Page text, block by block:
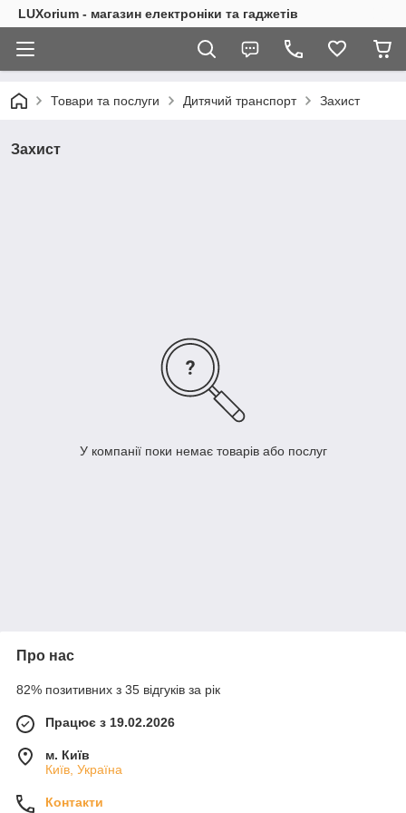
LUXorium - магазин електроніки та гаджетів
Товари та послуги Дитячий транспорт Захист
Захист
У компанії поки немає товарів або послуг
Про нас
82% позитивних з 35 відгуків за рік
Працює з 19.02.2026
м. Київ
Київ, Україна
Контакти